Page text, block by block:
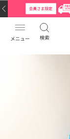
メニュー 検索